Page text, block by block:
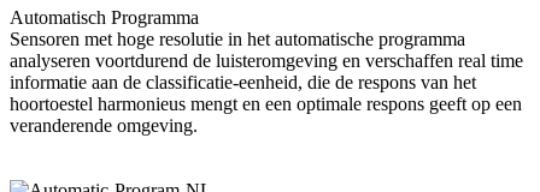
Automatisch Programma
Sensoren met hoge resolutie in het automatische programma
analyseren voortdurend de luisteromgeving en verschaffen real time
informatie aan de classificatie-eenheid, die de respons van het
hoortoestel harmonieus mengt en een optimale respons geeft op een
veranderende omgeving.